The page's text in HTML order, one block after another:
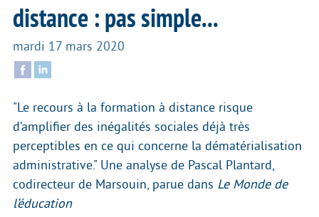
distance : pas simple...
mardi 17 mars 2020
"Le recours à la formation à distance risque
d’amplifier des inégalités sociales déjà très
perceptibles en ce qui concerne la dématérialisation
administrative." Une analyse de Pascal Plantard,
codirecteur de Marsouin, parue dans Le Monde de
l’éducation